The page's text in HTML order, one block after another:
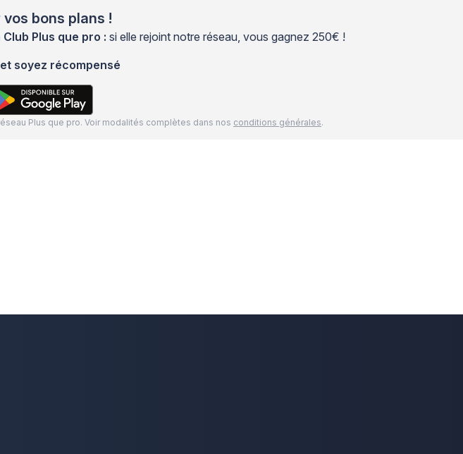
bons plans !
Plus que pro : si elle rejoint notre réseau, vous gagnez 250€ !
soyez récompensé
Plus que pro. Voir modalités complètes dans nos conditions générales.